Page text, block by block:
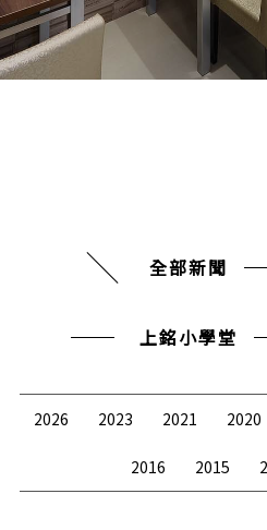
全部新聞
上銘小學堂
2026 2023 2021 2020
2016 2015